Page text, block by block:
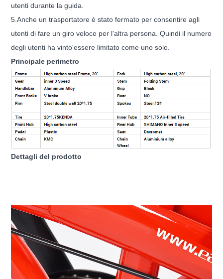
utenti durante la guida.
5.Anche un trasportatore è stato fermato per consentire agli
utenti di fare un giro veloce per l'altra persona. Quindi il numero
degli utenti ha vinto'essere limitato come uno solo.
Principale perimetro
Dettagli del prodotto